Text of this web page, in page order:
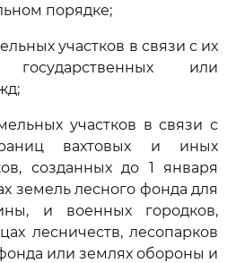
порядке;
участков в связи с их
или
участков в связи с
вахтовых и иных
созданных до 1 января
земель лесного фонда для
и военных городков,
лесничеств, лесопарков
или землях обороны и